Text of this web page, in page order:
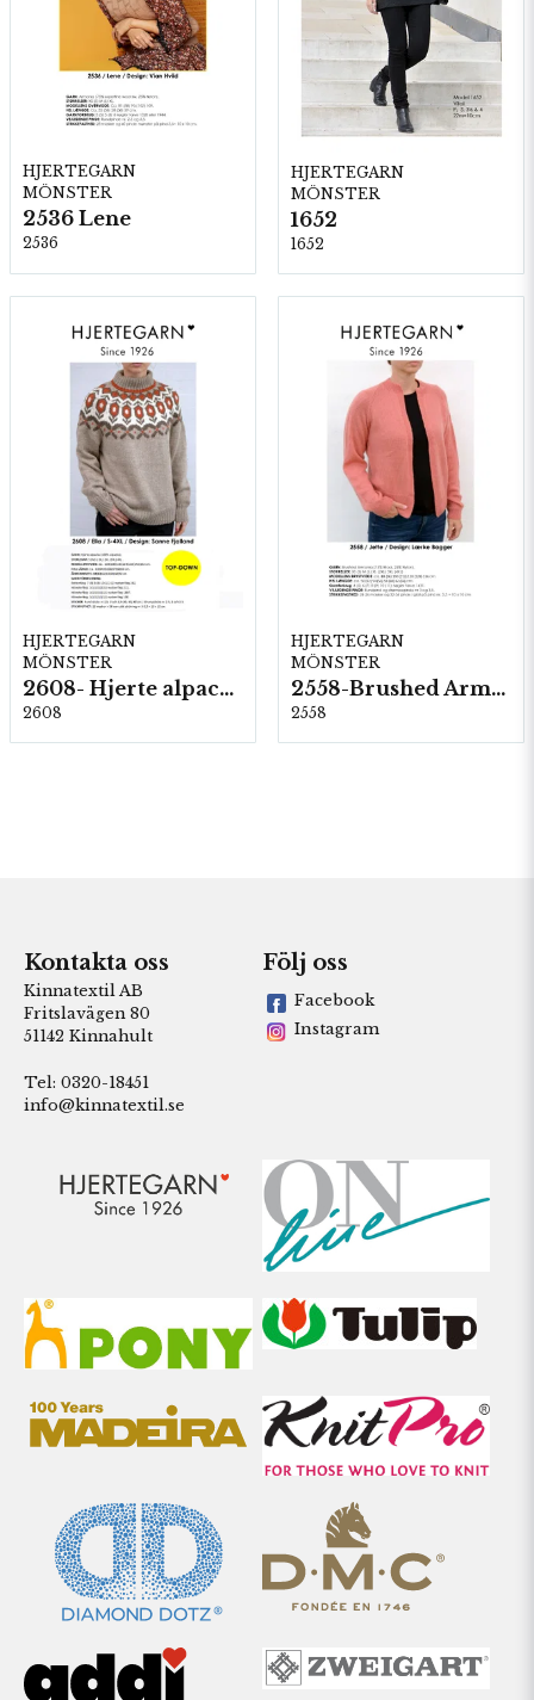
HJERTEGARN
MÖNSTER
2536 Lene
2536
HJERTEGARN
MÖNSTER
1652
1652
HJERTEGARN
MÖNSTER
2608- Hjerte alpacka
2608
HJERTEGARN
MÖNSTER
2558-Brushed Armonia
2558
Kontakta oss
Kinnatextil AB
Fritslavägen 80
51142 Kinnahult
Tel: 0320-18451
info@kinnatextil.se
Följ oss
Facebook
Instagram